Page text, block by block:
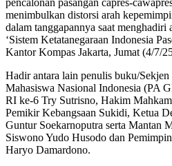
menimbulkan distorsi arah
dalam tanggapannya saat menghadiri
‘Sistem Ketatanegaraan Indonesia
Kantor Kompas Jakarta, Jumat (4/7/
Hadir antara lain penulis buku/
Mahasiswa Nasional Indonesia (PA
RI ke-6 Try Sutrisno, Hakim
Pemikir Kebangsaan Sukidi, Ketua
Guntur Soekarnoputra serta Mantan
Siswono Yudo Husodo dan
Haryo Damardono.